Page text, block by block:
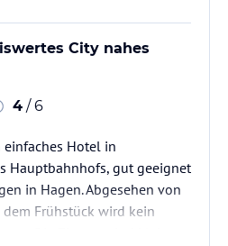
City nahes
4 / 6
Hotel in
Hauptbahnhofs, gut geeignet
in Hagen. Abgesehen von
Frühstück wird kein